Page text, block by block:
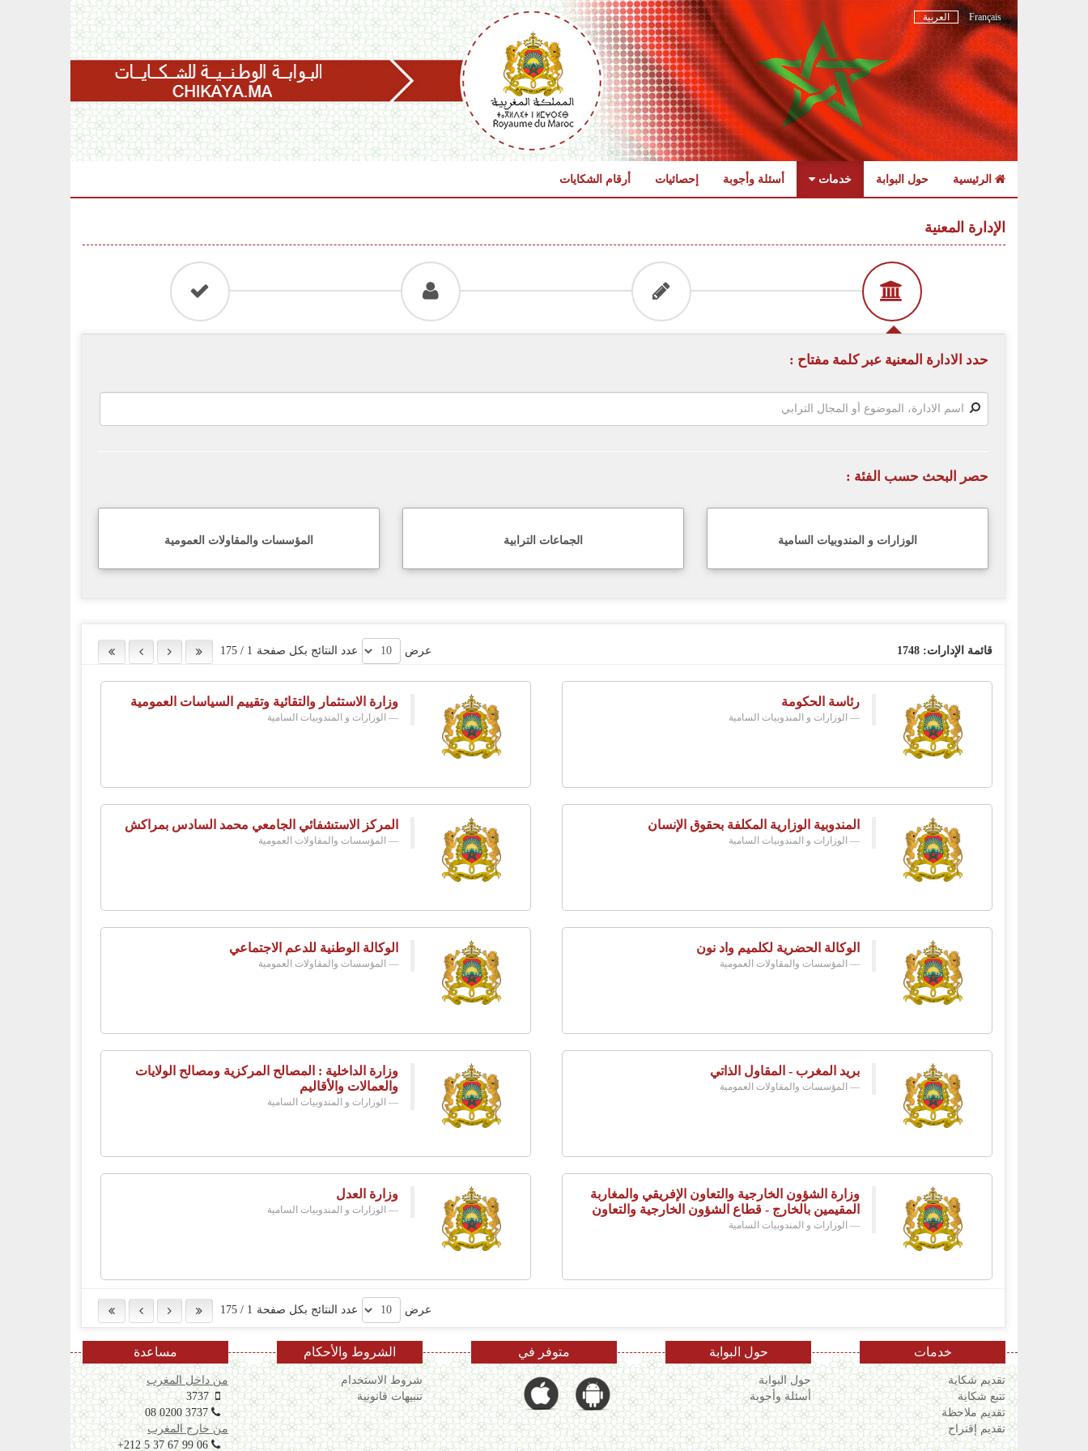
Français العربية
الرئيسية حول البوابة خدمات أسئلة وأجوبة إحصائيات أرقام الشكايات
navigation
الإدارة المعنية
حدد الادارة المعنية عبر كلمة مفتاح :
حصر البحث حسب الفئة :
الوزارات و المندوبيات السامية الجماعات الترابية المؤسسات والمقاولات العمومية
قائمة الإدارات: 1748 عرض عدد النتائج بكل صفحة 1
/
175
رئاسة الحكومة
الوزارات و المندوبيات السامية
وزارة الاستثمار والتقائية وتقييم السياسات العمومية
الوزارات و المندوبيات السامية
المندوبية الوزارية المكلفة بحقوق الإنسان
الوزارات و المندوبيات السامية
المركز الاستشفائي الجامعي محمد السادس بمراكش
المؤسسات والمقاولات العمومية
الوكالة الحضرية لكلميم واد نون
المؤسسات والمقاولات العمومية
الوكالة الوطنية للدعم الاجتماعي
المؤسسات والمقاولات العمومية
بريد المغرب - المقاول الذاتي
المؤسسات والمقاولات العمومية
وزارة الداخلية : المصالح المركزية ومصالح الولايات
والعمالات والأقاليم
الوزارات و المندوبيات السامية
وزارة الشؤون الخارجية والتعاون الإفريقي والمغاربة
المقيمين بالخارج - قطاع الشؤون الخارجية والتعاون
الوزارات و المندوبيات السامية
وزارة العدل
الوزارات و المندوبيات السامية
عرض عدد النتائج بكل صفحة 1
/
175
خدمات
تقديم شكاية
تتبع شكاية
تقديم ملاحظة
تقديم إقتراح
حول البوابة
حول البوابة
أسئلة وأجوبة
متوفر في الشروط والأحكام
شروط الاستخدام
تنبيهات قانونية
مساعدة
من داخل المغرب
3737
08 0200 3737
من خارج المغرب
+212 5 37 67 99 06